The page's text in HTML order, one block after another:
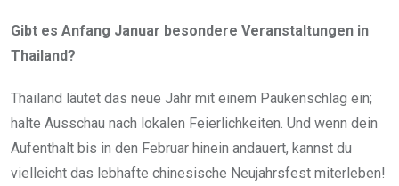
Gibt es Anfang Januar besondere Veranstaltungen in
Thailand?
Thailand läutet das neue Jahr mit einem Paukenschlag ein;
halte Ausschau nach lokalen Feierlichkeiten. Und wenn dein
Aufenthalt bis in den Februar hinein andauert, kannst du
vielleicht das lebhafte chinesische Neujahrsfest miterleben!